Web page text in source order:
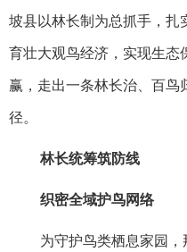
坡县以林长制为总抓手，
育壮大观鸟经济，实现生
赢，走出一条林长治、百
径。
林长统筹筑防线
织密全域护鸟网络
为守护鸟类栖息家园